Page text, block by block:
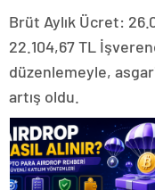
Brüt Aylık Ücret:
22.104,67 TL
düzenlemeyle,
artış oldu.